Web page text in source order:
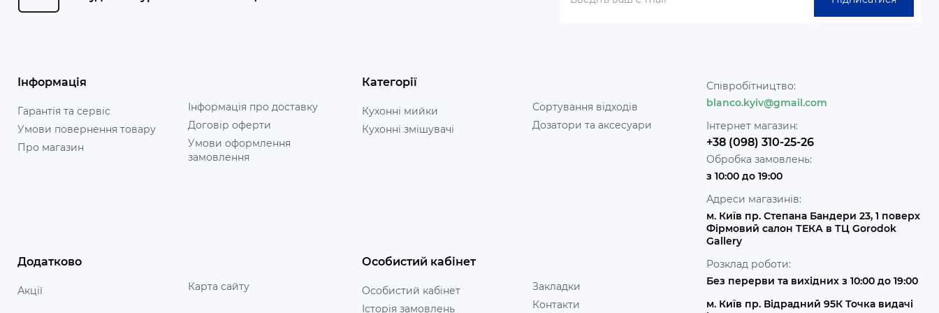
Інформація
Гарантія та сервіс
Умови повернення товару
Про магазин
Інформація про доставку
Договір оферти
Умови оформлення
замовлення
Категорії
Кухонні мийки
Кухонні змішувачі
Сортування відходів
Дозатори та аксесуари
Додатково
Акції Карта сайту
Особистий кабінет
Особистий кабінет
Історія замовлень
Закладки
Контакти
Співробітництво:
blanco.kyiv@gmail.com
Інтернет магазин:
+38 (098) 310-25-26
Обробка замовлень:
з 10:00 до 19:00
Адреси магазинів:
м. Київ пр. Степана Бандери 23, 1 поверх
Фірмовий салон ТЕКА в ТЦ Gorodok
Gallery
Розклад роботи:
Без перерви та вихідних з 10:00 до 19:00
м. Київ пр. Відрадний 95К Точка видачі